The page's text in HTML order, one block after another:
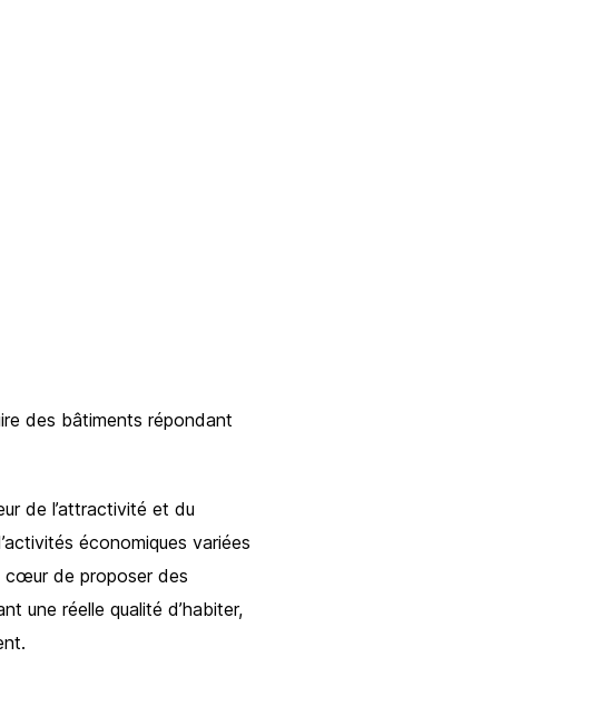
des bâtiments répondant
de l’attractivité et du
économiques variées
cœur de proposer des
une réelle qualité d’habiter,